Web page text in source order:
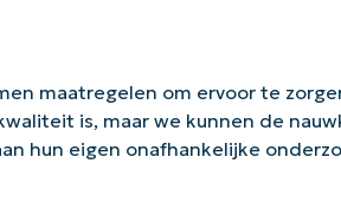
maatregelen om ervoor te
is, maar we kunnen de
hun eigen onafhankelijke